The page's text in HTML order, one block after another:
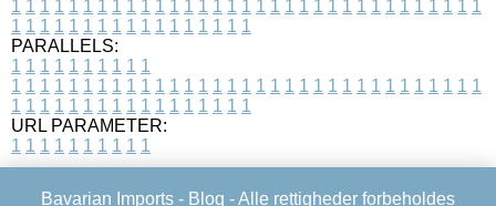
1 1 1 1 1 1 1 1 1 1 1 1 1 1 1 1 1 1 1 1 1 1 1 1 1 1 1 1 1 1 1 1 1
1 1 1 1 1 1 1 1 1 1 1 1 1 1 1 1 1
PARALLELS:
1 1 1 1 1 1 1 1 1 1
1 1 1 1 1 1 1 1 1 1 1 1 1 1 1 1 1 1 1 1 1 1 1 1 1 1 1 1 1 1 1 1 1
1 1 1 1 1 1 1 1 1 1 1 1 1 1 1 1 1
URL PARAMETER:
1 1 1 1 1 1 1 1 1 1
Bavarian Imports - Blog - Alle rettigheder forbeholdes